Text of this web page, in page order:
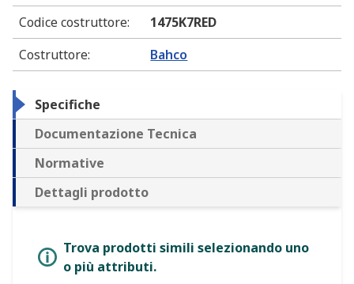
Codice costruttore:
1475K7RED
Costruttore: Bahco
Specifiche
Documentazione Tecnica
Normative
Dettagli prodotto
Trova prodotti simili selezionando uno
o più attributi.